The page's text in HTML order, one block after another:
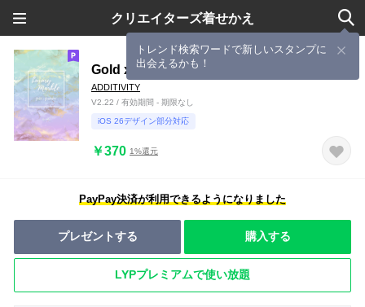
クリエイターズ着せかえ
トレンド検索ワードで新しいスタンプに
出会えるかも！
Gold x Marble - Green & Purple #003
ADDITIVITY
V2.22 / 有効期間 - 期限なし
iOS 26デザイン部分対応
￥370 1%還元
PayPay決済が利用できるようになりました
プレゼントする 購入する
LYPプレミアムで使い放題